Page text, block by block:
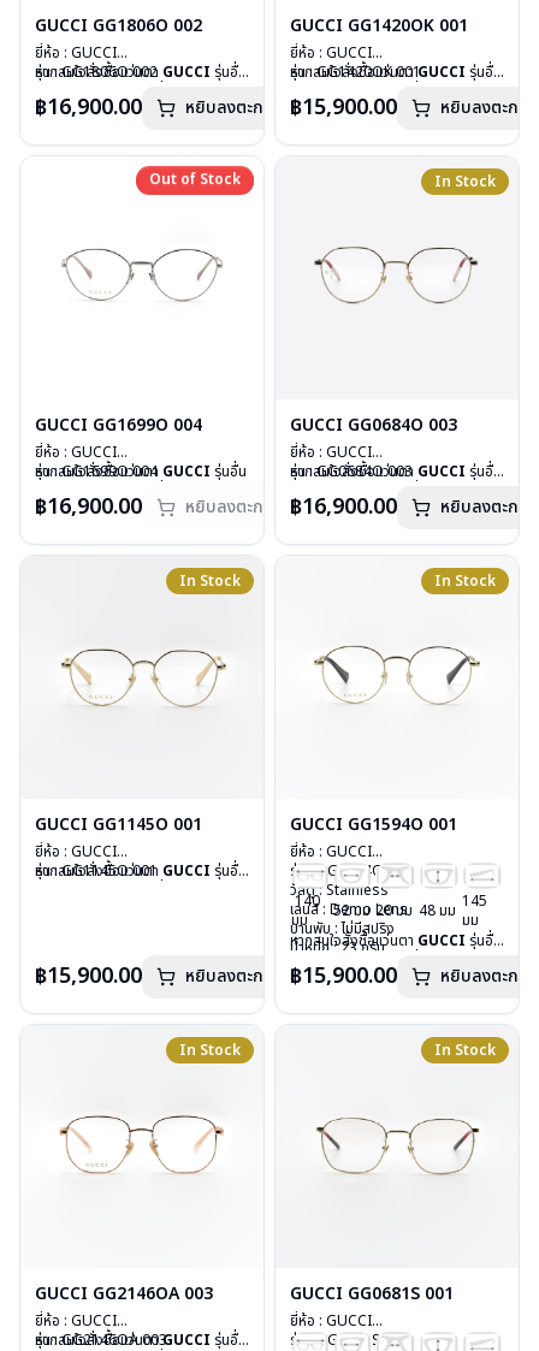
GUCCI GG1806O 002
ยี่ห้อ : GUCCI
รุ่น : GG1806O 002
เลนส์ : Demo Lens
น้ำหนัก : 27 กรัม
อุปกรณ์ : กล่องแว่น, ผ้าเช็ดแว่น
การรับประกัน : 1 ปี
หากสนใจสั่งชื้อแว่นตา GUCCI รุ่นอื่น
ติดต่อเราคลิก
฿16,900.00 หยิบลงตะกร้า
GUCCI GG1420OK 001
ยี่ห้อ : GUCCI
รุ่น : GG1420OK 001
เลนส์ : Demo Lens
น้ำหนัก : 23 กรัม
อุปกรณ์ : กล่องแว่น, ผ้าเช็ดแว่น
หากสนใจสั่งชื้อแว่นตาGUCCI รุ่นอื่น
ติดต่อเราคลิก
฿15,900.00 หยิบลงตะกร้า
Out of Stock
Out of Stock
GUCCI GG1699O 004
ยี่ห้อ : GUCCI
รุ่น : GG1699O 004
เลนส์ : Demo Lens
น้ำหนัก : 23 กรัม
อุปกรณ์ : กล่องแว่น, ผ้าเช็ดแว่น
หากสนใจสั่งชื้อแว่นตา GUCCI รุ่นอื่น
ติดต่อเราคลิก
สั่งกรุณาติดต่อเราคลิก
฿16,900.00 หยิบลงตะกร้า
In Stock
GUCCI GG0684O 003
ยี่ห้อ : GUCCI
รุ่น : GG0684O 003
เลนส์ : Demo Lens
น้ำหนัก : 17 กรัม
อุปกรณ์ : กล่องแว่น, ผ้าเช็ดแว่น
หากสนใจสั่งชื้อแว่นตา GUCCI รุ่นอื่น
ติดต่อเราคลิก
฿16,900.00 หยิบลงตะกร้า
In Stock
GUCCI GG1145O 001
ยี่ห้อ : GUCCI
รุ่น : GG1145O 001
อุปกรณ์ : กล่องแว่น, ผ้าเช็ดแว่น
การรับประกัน : 1 ปี
หากสนใจสั่งชื้อแว่นตา GUCCI รุ่นอื่น
฿15,900.00 หยิบลงตะกร้า
In Stock
GUCCI GG1594O 001
ยี่ห้อ : GUCCI
รุ่น : GG1594O 001
วัสดุ : Stainless
เลนส์ : Demo Lens
บานพับ : ไม่มีสปริง
น้ำหนัก : 23 กรัม
อุปกรณ์ : กล่องแว่น, ผ้าเช็ดแว่น
การรับประกัน : 1 ปี
140
มม
52 มม 20 มม 48 มม 145
มม
หากสนใจสั่งชื้อแว่นตา GUCCI รุ่นอื่น
ติดต่อเราคลิก
฿15,900.00 หยิบลงตะกร้า
In Stock
GUCCI GG2146OA 003
ยี่ห้อ : GUCCI
รุ่น : GG2146OA 003
หากสนใจสั่งชื้อแว่นตาGUCCI รุ่นอื่น
In Stock
GUCCI GG0681S 001
ยี่ห้อ : GUCCI
รุ่น : GG0681S 001